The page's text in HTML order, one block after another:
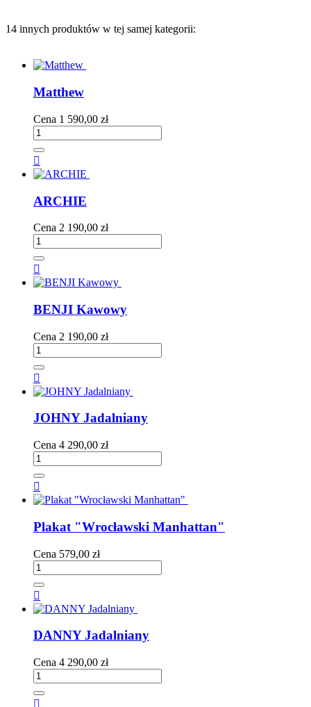
14 innych produktów w tej samej kategorii:
Matthew
Cena 1 590,00 zł

ARCHIE
Cena 2 190,00 zł

BENJI Kawowy
Cena 2 190,00 zł

JOHNY Jadalniany
Cena 4 290,00 zł

Plakat "Wrocławski Manhattan"
Cena 579,00 zł

DANNY Jadalniany
Cena 4 290,00 zł
